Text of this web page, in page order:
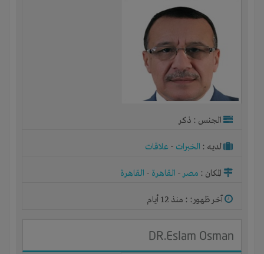
الجنس : ذكر
لديـه : الخبرات - علاقات
المكان : مصر- القاهرة - القاهرة
آخر ظهور: : منذ 12 أيام
DR.Eslam Osman